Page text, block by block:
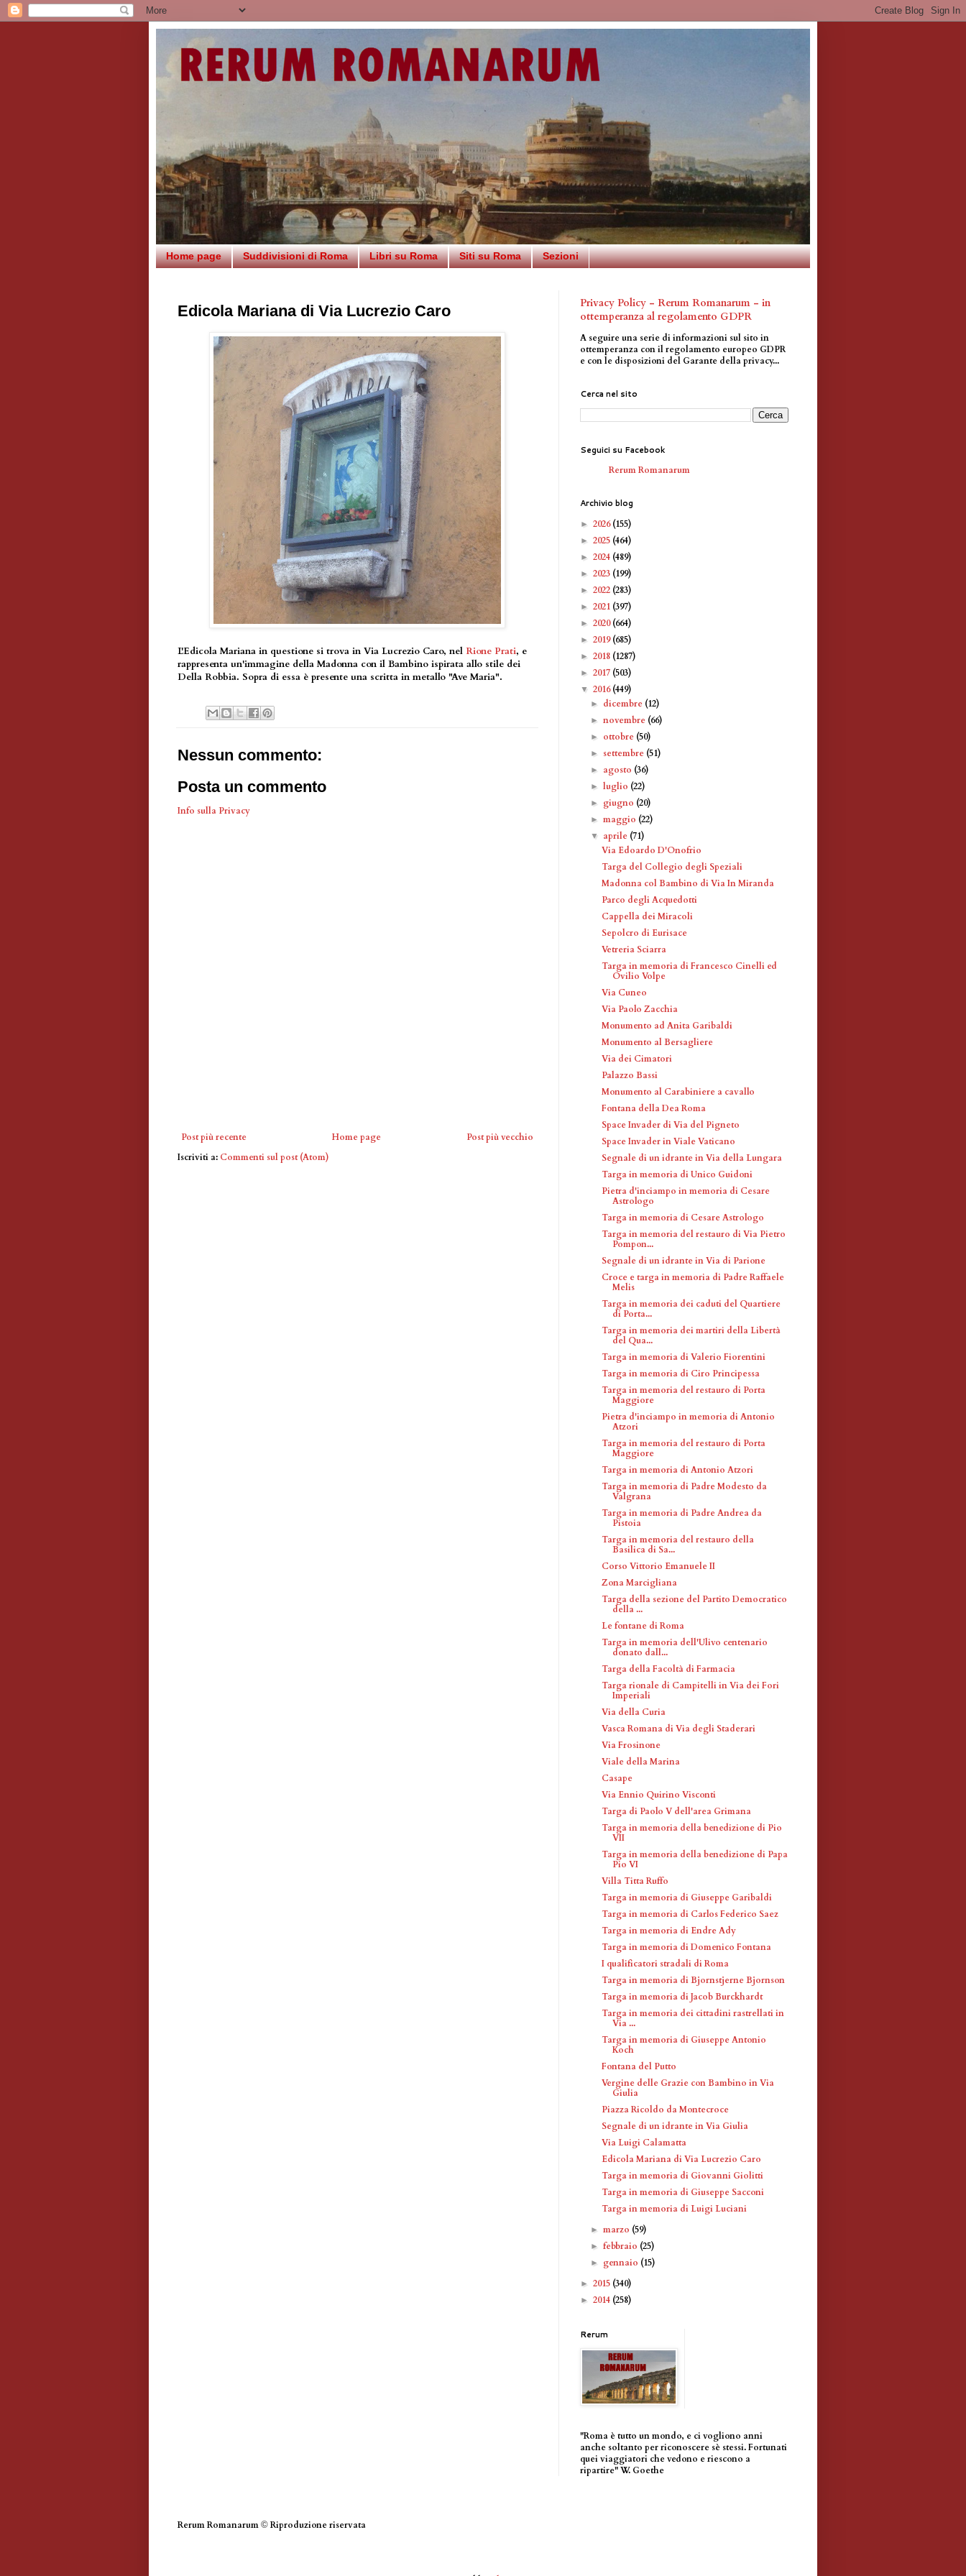
Home page Suddivisioni di Roma Libri su Roma Siti su Roma Sezioni
Edicola Mariana di Via Lucrezio Caro
L'Edicola Mariana in questione si trova in Via Lucrezio Caro, nel Rione Prati, e
rappresenta un'immagine della Madonna con il Bambino ispirata allo stile dei
Della Robbia. Sopra di essa è presente una scritta in metallo "Ave Maria".
Nessun commento:
Posta un commento
Info sulla Privacy
Post più recente Post più vecchio
Home page
Iscriviti a: Commenti sul post (Atom)
Privacy Policy - Rerum Romanarum - in
ottemperanza al regolamento GDPR
A seguire una serie di informazioni sul sito in
ottemperanza con il regolamento europeo GDPR
e con le disposizioni del Garante della privacy...
Cerca nel sito
Seguici su Facebook
Rerum Romanarum
Archivio blog
► 2026(155)
► 2025 (464)
► 2024 (489)
► 2023 (199)
► 2022 (283)
► 2021 (397)
► 2020(664)
► 2019(685)
► 2018 (1287)
► 2017 (503)
▼ 2016(449)
► dicembre (12)
►novembre (66)
► ottobre (50)
► settembre (51)
► agosto (36)
►luglio (22)
► giugno (20)
►maggio (22)
▼ aprile (71)
Via Edoardo D'Onofrio
Targa del Collegio degli Speziali
Madonna col Bambino di Via In Miranda
Parco degli Acquedotti
Cappella dei Miracoli
Sepolcro di Eurisace
Vetreria Sciarra
Targa in memoria di Francesco Cinelli ed
Ovilio Volpe
Via Cuneo
Via Paolo Zacchia
Monumento ad Anita Garibaldi
Monumento al Bersagliere
Via dei Cimatori
Palazzo Bassi
Monumento al Carabiniere a cavallo
Fontana della Dea Roma
Space Invader di Via del Pigneto
Space Invader in Viale Vaticano
Segnale di un idrante in Via della Lungara
Targa in memoria di Unico Guidoni
Pietra d'inciampo in memoria di Cesare
Astrologo
Targa in memoria di Cesare Astrologo
Targa in memoria del restauro di Via Pietro
Pompon...
Segnale di un idrante in Via di Parione
Croce e targa in memoria di Padre Raffaele
Melis
Targa in memoria dei caduti del Quartiere
di Porta...
Targa in memoria dei martiri della Libertà
del Qua...
Targa in memoria di Valerio Fiorentini
Targa in memoria di Ciro Principessa
Targa in memoria del restauro di Porta
Maggiore
Pietra d'inciampo in memoria di Antonio
Atzori
Targa in memoria del restauro di Porta
Maggiore
Targa in memoria di Antonio Atzori
Targa in memoria di Padre Modesto da
Valgrana
Targa in memoria di Padre Andrea da
Pistoia
Targa in memoria del restauro della
Basilica di Sa...
Corso Vittorio Emanuele II
Zona Marcigliana
Targa della sezione del Partito Democratico
della ...
Le fontane di Roma
Targa in memoria dell'Ulivo centenario
donato dall...
Targa della Facoltà di Farmacia
Targa rionale di Campitelli in Via dei Fori
Imperiali
Via della Curia
Vasca Romana di Via degli Staderari
Via Frosinone
Viale della Marina
Casape
Via Ennio Quirino Visconti
Targa di Paolo V dell'area Grimana
Targa in memoria della benedizione di Pio
VII
Targa in memoria della benedizione di Papa
Pio VI
Villa Titta Ruffo
Targa in memoria di Giuseppe Garibaldi
Targa in memoria di Carlos Federico Saez
Targa in memoria di Endre Ady
Targa in memoria di Domenico Fontana
I qualificatori stradali di Roma
Targa in memoria di Bjornstjerne Bjornson
Targa in memoria di Jacob Burckhardt
Targa in memoria dei cittadini rastrellati in
Via ...
Targa in memoria di Giuseppe Antonio
Koch
Fontana del Putto
Vergine delle Grazie con Bambino in Via
Giulia
Piazza Ricoldo da Montecroce
Segnale di un idrante in Via Giulia
Via Luigi Calamatta
Edicola Mariana di Via Lucrezio Caro
Targa in memoria di Giovanni Giolitti
Targa in memoria di Giuseppe Sacconi
Targa in memoria di Luigi Luciani
►marzo (59)
►febbraio (25)
► gennaio (15)
► 2015 (340)
► 2014 (258)
Rerum
"Roma è tutto un mondo, e ci vogliono anni
anche soltanto per riconoscere sè stessi. Fortunati
quei viaggiatori che vedono e riescono a
ripartire" W. Goethe
Rerum Romanarum © Riproduzione riservata